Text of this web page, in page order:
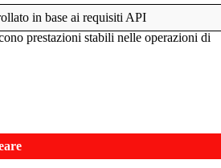
in base ai requisiti API
prestazioni stabili nelle operazioni di